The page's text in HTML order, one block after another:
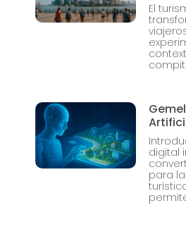
El
digital
para